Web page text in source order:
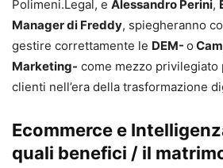
Polimeni.Legal, e Alessandro Perini,
Manager di Freddy, spiegheranno
gestire correttamente le DEM- o
Marketing- come mezzo privilegiato
clienti nell’era della trasformazione
Ecommerce e
quali benefici / il